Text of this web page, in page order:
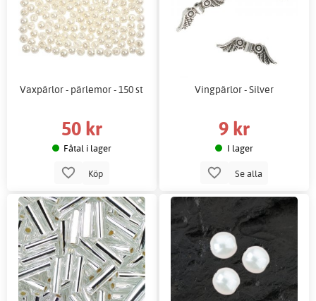
Vaxpärlor - pärlemor - 150 st
50 kr
Fåtal i lager
Köp
Vingpärlor - Silver
9 kr
I lager
Se alla